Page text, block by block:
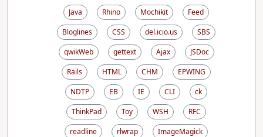
Java
Rhino Mochikit
Feed
Bloglines
CSS del.icio.us
SBS
qwikWeb
gettext Ajax
JSDoc
Rails
HTML CHM
EPWING
NDTP
EB IE CLI
ck
ThinkPad
Toy WSH
RFC
readline
rlwrap
ImageMagick